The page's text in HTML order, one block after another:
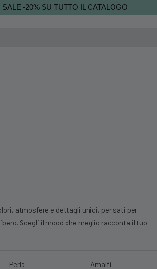
-20% SU TUTTO IL CATALOGO
atmosfere e dettagli unici, pensati per
Scegli il mood che meglio racconta il tuo
Perla
Amalfi